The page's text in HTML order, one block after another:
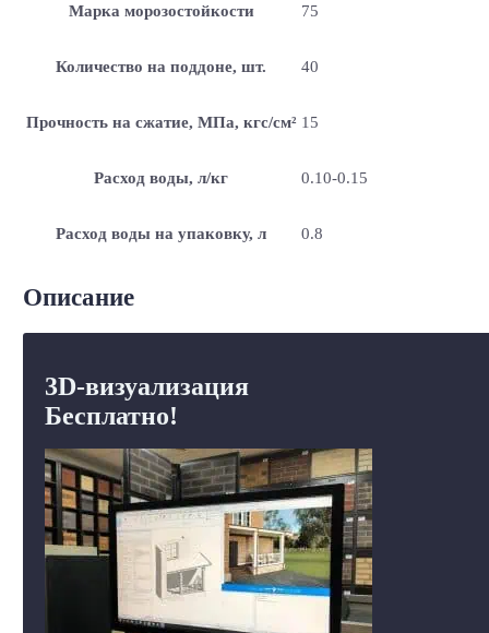
Марка морозостойкости 75
Количество на поддоне, шт. 40
Прочность на сжатие, МПа, кгс/см² 15
Расход воды, л/кг 0.10-0.15
Расход воды на упаковку, л 0.8
Описание
3D-визуализация
Бесплатно!